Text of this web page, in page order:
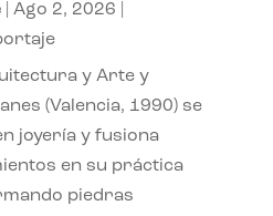
| Ago 2, 2026
y Arte y
(Valencia, 1990) se
joyería y fusiona
en su práctica
piedras